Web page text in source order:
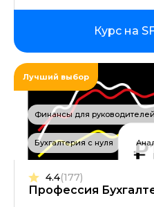
Курс на
Лучший выбор
Финансы для руководителей
Бухгалтерия с нуля
Профессия
4.4(177)